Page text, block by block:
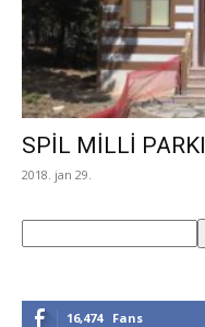
SPİL MİLLİ PARKI
2018. jan 29.
16,474 Fans